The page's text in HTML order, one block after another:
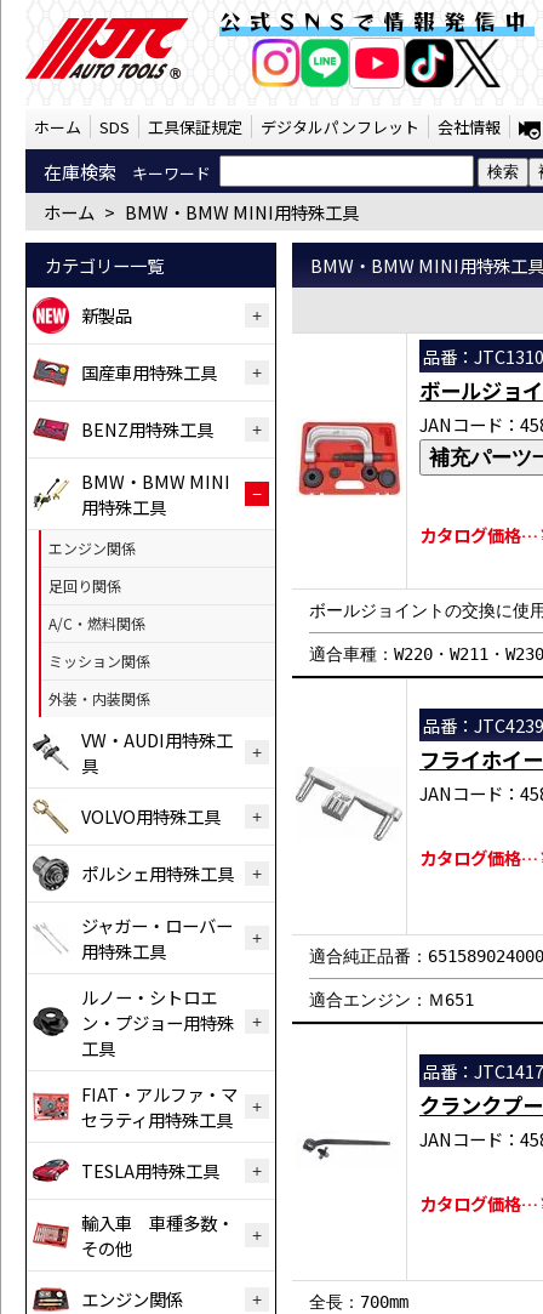
BMW・BMW MINI用特殊工具 （
公式SNSで情報発信中
ホーム SDS 工具保証規定 デジタルパンフレット 会社情報
在庫検索 キーワード
ホーム > BMW・BMW MINI用特殊工具
カテゴリー一覧
新製品
国産車用特殊工具
BENZ用特殊工具
BMW・BMW MINI
用特殊工具
エンジン関係
足回り関係
A/C・燃料関係
ミッション関係
外装・内装関係
VW・AUDI用特殊工
具
VOLVO用特殊工具
ポルシェ用特殊工具
ジャガー・ローバー
用特殊工具
ルノー・シトロエ
ン・プジョー用特殊
工具
FIAT・アルファ・マ
セラティ用特殊工具
TESLA用特殊工具
輸入車 車種多数・
その他
エンジン関係
BMW・BMW MINI用特殊工
品番：
ボールジョ
JANコード：
補充パーツ
カタログ価格
ボールジョイントの交換に
適合車種：W220・W211・
品番：JTC4239
フライホイ
JANコード：
カタログ価格
適合純正品番：
適合エンジン：Ｍ651
品番：JTC1417
クランクプ
JANコード：
カタログ価格
全長：700mm
AI商品コンシェルジ
オンライン